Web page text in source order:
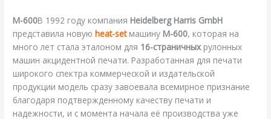
M-600В 1992 году компания Heidelberg Harris GmbH
представила новуюheat-setмашину M-600, которая на
много лет стала эталоном для 16-страничныхрулонных
машин акцидентной печати. Разработанная для печати
широкого спектра коммерческой и издательской
продукции модель сразу завоевала всемирное признание
благодаря подтвержденному качеству печати и
надежности, и с момента начала её производства уже